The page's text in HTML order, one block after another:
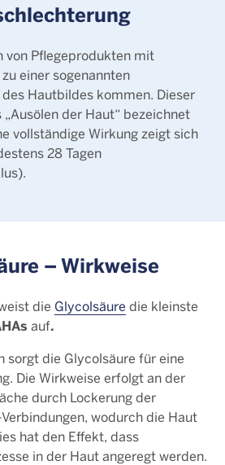
von Pflegeprodukten mit
einer sogenannten
Hautbildes kommen. Dieser
der Haut“ bezeichnet
vollständige Wirkung zeigt sich
28 Tagen
– Wirkweise
die Glycolsäure die kleinste
auf.
sorgt die Glycolsäure für eine
Die Wirkweise erfolgt an der
durch Lockerung der
wodurch die Haut
hat den Effekt, dass
in der Haut angeregt werden.